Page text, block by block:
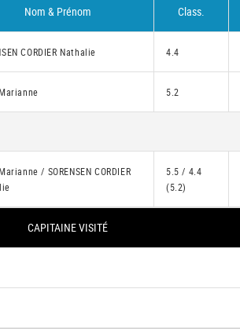
Nom & Prénom Class.
CORDIER Nathalie 4.4
5.2
/ SORENSEN CORDIER
5.5 / 4.4
(5.2)
CAPITAINE VISITÉ